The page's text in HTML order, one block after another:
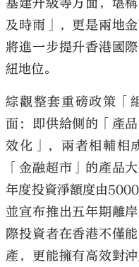
大
基建升級等方面，堪
及時雨」，更是兩地
將進一步提升香港國
紐地位。
綜觀整套重磅政策「
面：即供給側的「產
效化」，兩者相輔相
「金融超市」的產品
年度投資淨額度由
並宣布推出五年期離
際投資者在香港不僅
產，更能擁有高效對